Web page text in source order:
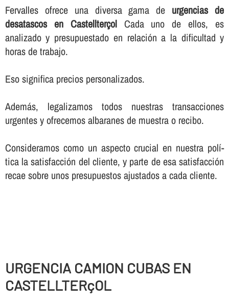
Fervalles ofrece una diversa gama de urgencias de
desatascos en CastellterçolCada uno de ellos, es
analizado y presupuestado en relación a la dificultad y
horas de trabajo.
Eso significa precios personalizados.
Además, legalizamos todos nuestras transacciones
urgentes y ofrecemos albaranes de muestra o recibo.
Consideramos como un aspecto crucial en nuestra polí­
tica la satisfacción del cliente, y parte de esa satisfacción
recae sobre unos presupuestos ajustados a cada cliente.
URGENCIA CAMION CUBAS EN
CASTELLTERçOL